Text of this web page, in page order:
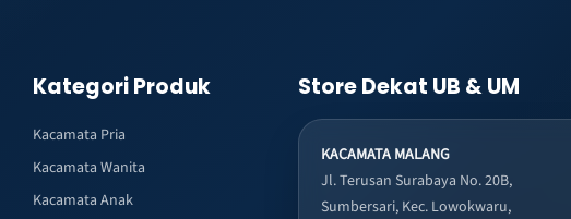
Kategori Produk
Kacamata Pria
Kacamata Wanita
Kacamata Anak
Store Dekat UB & UM
KACAMATA MALANG
Jl. Terusan Surabaya No. 20B,
Sumbersari, Kec. Lowokwaru,